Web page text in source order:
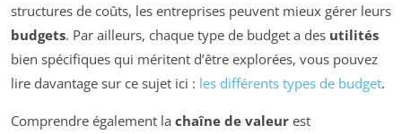
structures de coûts, les entreprises peuvent mieux gérer leurs
budgets. Par ailleurs, chaque type de budget a des utilités
bien spécifiques qui méritent d’être explorées, vous pouvez
lire davantage sur ce sujet ici : les différents types de budget.
Comprendre également la chaîne de valeur est